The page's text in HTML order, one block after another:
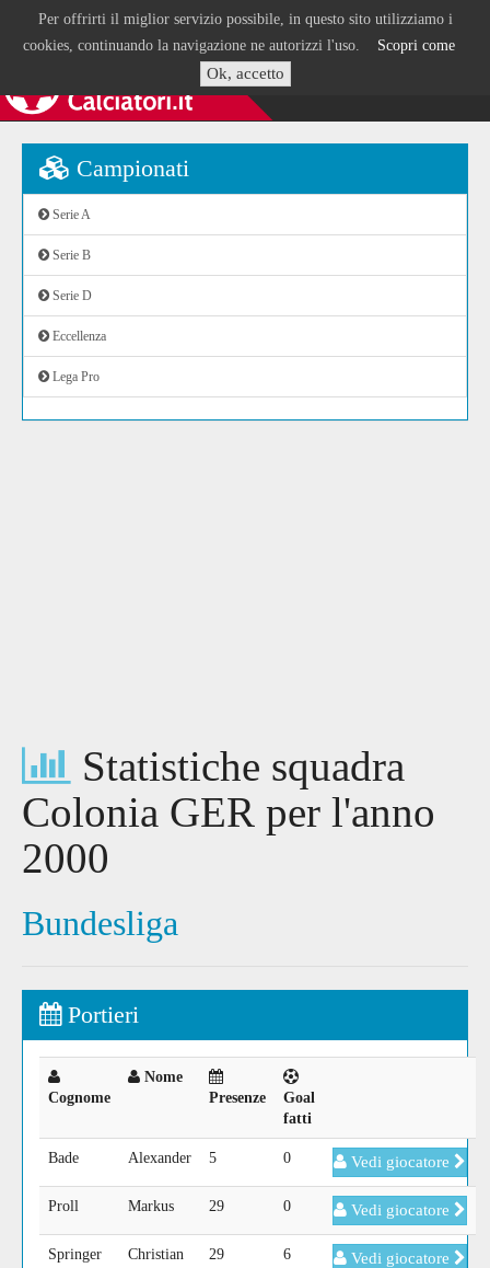
Per offrirti il miglior servizio possibile, in questo sito utilizziamo i
cookies, continuando la navigazione ne autorizzi l'uso. Scopri come
Ok, accetto
Campionati
Serie A
Serie B
Serie D
Eccellenza
Lega Pro
Statistiche squadra
Colonia GER per l'anno
2000
Bundesliga
Portieri
Cognome
Nome
Presenze
Goal
fatti
Bade Alexander 5 0 Vedi giocatore
Proll Markus 29 0 Vedi giocatore
Springer Christian 29 6 Vedi giocatore